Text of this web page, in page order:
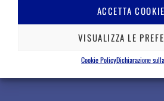
ACCETTA
VISUALIZZA LE
Cookie PolicyDichiarazione